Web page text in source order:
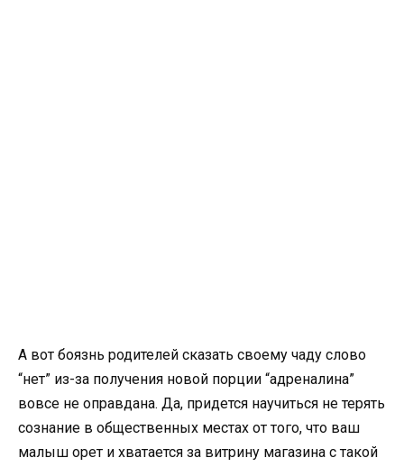
А вот боязнь родителей сказать своему чаду слово
“нет” из-за получения новой порции “адреналина”
вовсе не оправдана. Да, придется научиться не терять
сознание в общественных местах от того, что ваш
малыш орет и хватается за витрину магазина с такой